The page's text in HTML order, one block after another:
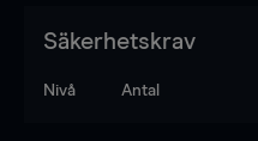
Säkerhetskrav
Nivå Antal